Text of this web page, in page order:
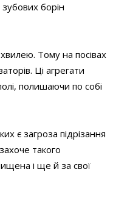
зубових борін
Тому на посівах
Ці агрегати
полишаючи по собі
є загроза підрізання
такого
і ще й за свої